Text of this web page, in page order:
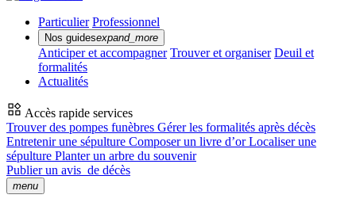
Particulier Professionnel
Nos guidesexpand_more
Anticiper et accompagner Trouver et organiser Deuil et
formalités
Actualités
Accès rapide services
Trouver des pompes funèbres Gérer les formalités après décès
Entretenir une sépulture Composer un livre d’orLocaliser une
sépulture Planter un arbre du souvenir
Publier un avis de décès
menu